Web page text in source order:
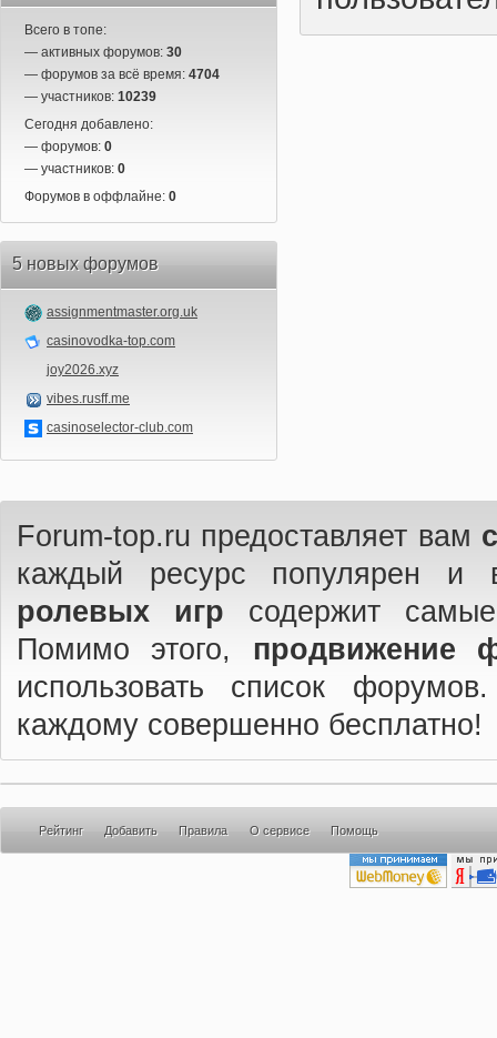
Всего в топе:
— активных форумов: 30
— форумов за всё время: 4704
— участников: 10239
Сегодня добавлено:
— форумов: 0
— участников: 0
Форумов в оффлайне: 0
5 новых форумов
assignmentmaster.org.uk
casinovodka-top.com
joy2026.xyz
vibes.rusff.me
casinoselector-club.com
Forum-top.ru предоставляет вам
каждый ресурс популярен
ролевых игр содержит
Помимо этого, продвижение
использовать список
каждому совершенно бесплатно!
Рейтинг Добавить Правила О сервисе Помощь